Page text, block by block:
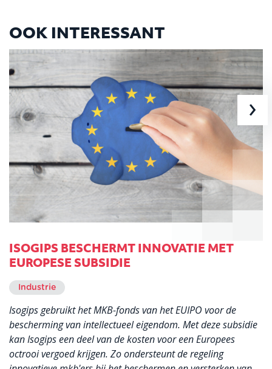
OOK INTERESSANT
ISOGIPS BESCHERMT INNOVATIE MET
EUROPESE SUBSIDIE
Industrie
Isogips gebruikt het MKB-fonds van het EUIPO voor de
bescherming van intellectueel eigendom. Met deze subsidie
kan Isogips een deel van de kosten voor een Europees
octrooi vergoed krijgen. Zo ondersteunt de regeling
›